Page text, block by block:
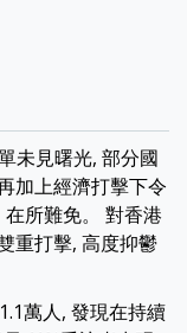
未見曙光, 部分國
加上經濟打擊下令
所難免。 對香港
重打擊, 高度抑鬱
萬人, 發現在持續